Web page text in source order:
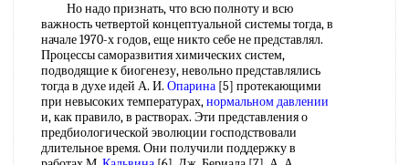
Но надо признать, что всю полноту и всю
важность четвертой концептуальной системы тогда, в
начале 1970-х годов, еще никто себе не представлял.
Процессы саморазвития химических систем,
подводящие к биогенезу, невольно представлялись
тогда в духе идей А. И. Опарина [5] протекающими
при невысоких температурах,нормальном давлении
и, как правило, в растворах. Эти представления о
предбиологической эволюции господствовали
длительное время. Они получили поддержку в